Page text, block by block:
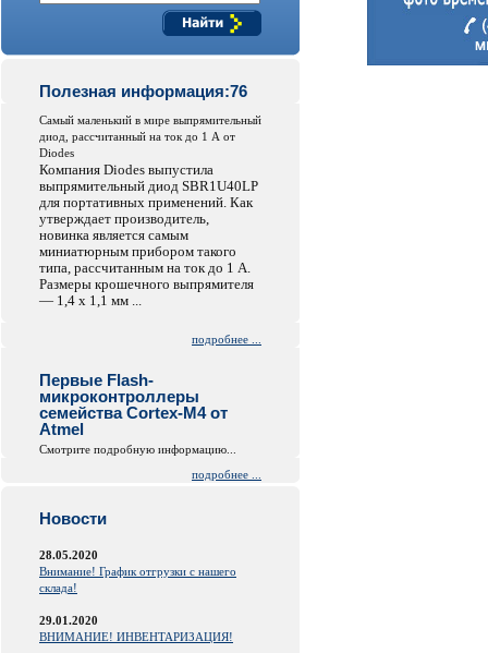
Полезная информация:76
Самый маленький в мире выпрямительный
диод, рассчитанный на ток до 1 А от
Diodes
Компания Diodes выпустила
выпрямительный диод SBR1U40LP
для портативных применений. Как
утверждает производитель,
новинка является самым
миниатюрным прибором такого
типа, рассчитанным на ток до 1 А.
Размеры крошечного выпрямителя
— 1,4 x 1,1 мм ...
подробнее ...
Первые Flash-
микроконтроллеры
семейства Cortex-M4 от
Atmel
Смотрите подробную информацию...
подробнее ...
Новости
28.05.2020
Внимание! График отгрузки с нашего
склада!
29.01.2020
ВНИМАНИЕ! ИНВЕНТАРИЗАЦИЯ!